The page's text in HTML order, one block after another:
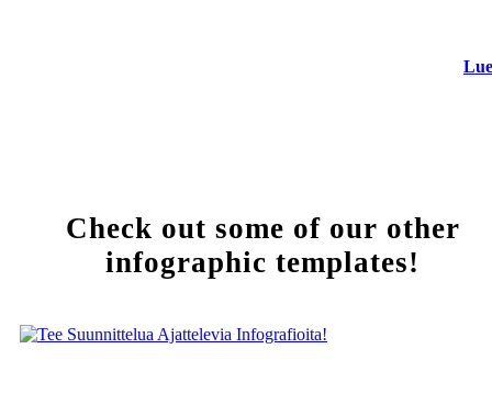
Check out some of our other
infographic templates!